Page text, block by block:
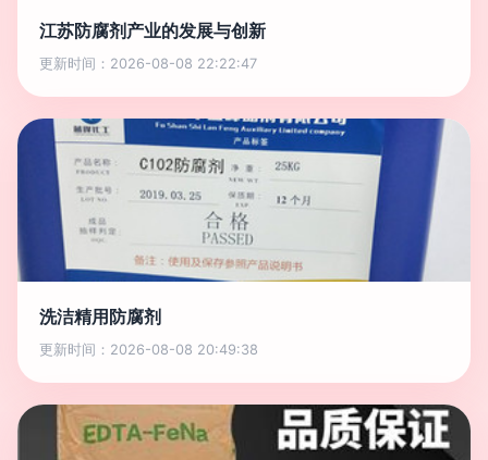
江苏防腐剂产业的发展与创新
更新时间：2026-08-08 22:22:47
洗洁精用防腐剂
更新时间：2026-08-08 20:49:38